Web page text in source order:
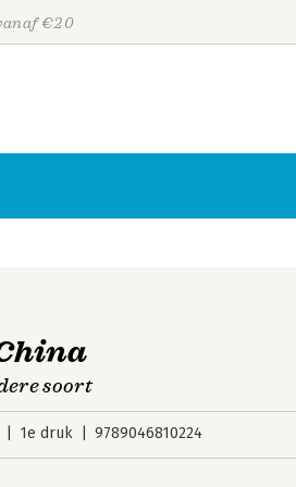
€20
soort
1e druk 9789046810224
Personen